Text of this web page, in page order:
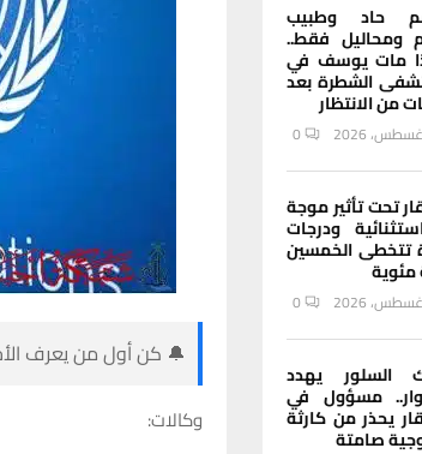
🔔 كن أول من يعرف
وكالات:
حاد وطبيب
ومحاليل فقط..
مات يوسف في
الشطرة بعد
من الانتظار
0
تحت تأثير موجة
ودرجات
تتخطى الخمسين
مئوية
0
السلور يهدد
مسؤول في
يحذر من كارثة
صامتة